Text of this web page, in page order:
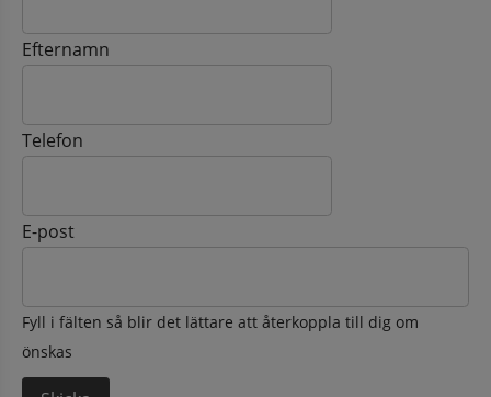
Efternamn
Telefon
E-post
Fyll i fälten så blir det lättare att återkoppla till dig om
önskas